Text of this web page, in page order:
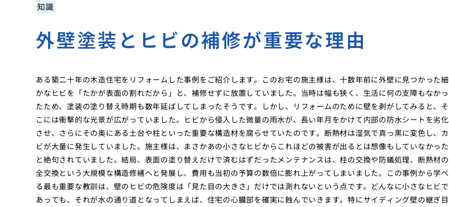
知識
外壁塗装とヒビの補修が重要な理由
ある築二十年の木造住宅をリフォームした事例をご紹介します。このお宅の施主様は、十数年前に外壁に見つかった細
かなヒビを「たかが表面の割れだから」と、補修せずに放置していました。当時は幅も狭く、生活に何の支障もなかっ
たため、塗装の塗り替え時期も数年延ばしてしまったそうです。しかし、リフォームのために壁を剥がしてみると、そ
こには衝撃的な光景が広がっていました。ヒビから侵入した微量の雨水が、長い年月をかけて内部の防水シートを劣化
させ、さらにその奥にある土台や柱といった重要な構造材を腐らせていたのです。断熱材は湿気で真っ黒に変色し、カ
ビが大量に発生していました。施主様は、まさかあの小さなヒビからこれほどの被害が出るとは想像もしていなかった
と絶句されていました。結局、表面の塗り替えだけで済むはずだったメンテナンスは、柱の交換や防蟻処理、断熱材の
全交換という大規模な構造修繕へと発展し、費用も当初の予算の数倍に膨れ上がってしまいました。この事例から学べ
る最も重要な教訓は、壁のヒビの危険度は「見た目の大きさ」だけでは測れないという点です。どんなに小さなヒビで
あっても、それが水の通り道となってしまえば、住宅の心臓部を確実に蝕んでいきます。特にサイディング壁の継ぎ目